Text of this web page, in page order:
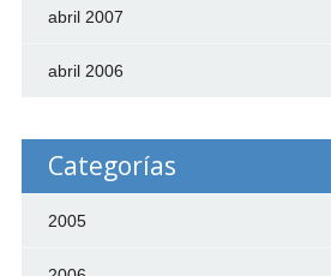
abril 2007
abril 2006
Categorías
2005